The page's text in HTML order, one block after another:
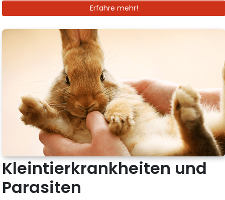
Erfahre mehr!
Kleintierkrankheiten und
Parasiten